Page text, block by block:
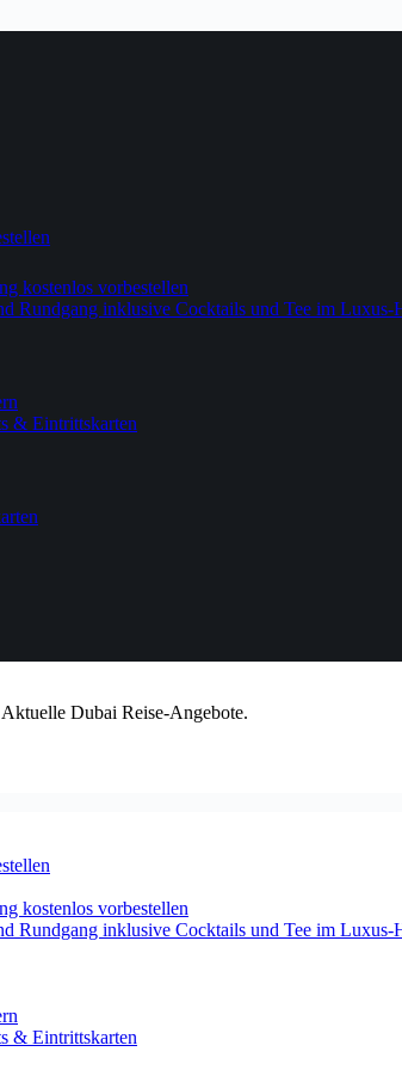
kostenlos vorbestellen
Rundgang inklusive Cocktails und Tee im Luxus-
& Eintrittskarten
Dubai Reise-Angebote.
kostenlos vorbestellen
Rundgang inklusive Cocktails und Tee im Luxus-
& Eintrittskarten